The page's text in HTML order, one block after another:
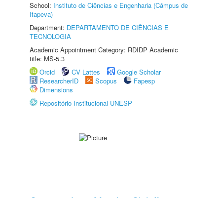
School: Instituto de Ciências e Engenharia (Câmpus de
Itapeva)
Department: DEPARTAMENTO DE CIÊNCIAS E
TECNOLOGIA
Academic Appointment Category: RDIDP Academic
title: MS-5.3
Orcid
CV Lattes
Google Scholar
ResearcherID
Scopus
Fapesp
Dimensions
Repositório Institucional UNESP